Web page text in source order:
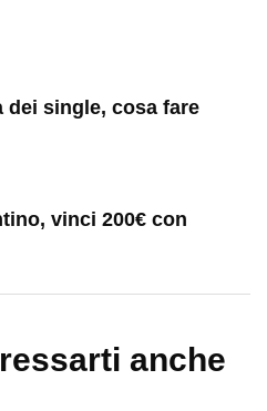
dei single, cosa fare
vinci 200€ con
anche